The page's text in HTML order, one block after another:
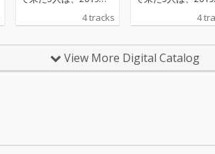
月末で約6年間の活動
に幕を下ろし解散する
ひたすらに青春を駆け
抜けた5人からのラス
4 tracks
月末で約6年間の活
に幕を下ろし解散
ひたすらに青春を駆
抜けた5人からのラス
4
View More Digital Catalog